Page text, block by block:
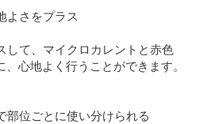
よさをプラス
して、マイクロカレントと赤色
心地よく行うことができます。
部位ごとに使い分けられる